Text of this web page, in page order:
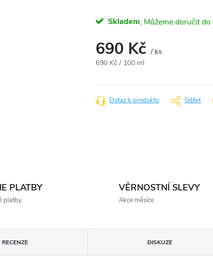
Skladem
690 Kč / ks
Měrná
690 Kč / 100 ml
Dotaz k produktu Sdílet
PLATBY
platby
VĚRNOSTNÍ SLEVY
Akce měsíce
RECENZE DISKUZE